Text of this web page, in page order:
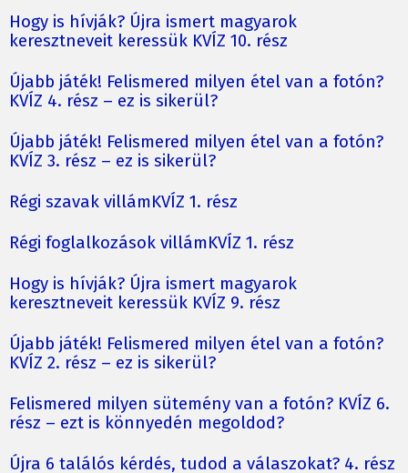
Hogy is hívják? Újra ismert magyarok
keresztneveit keressük KVÍZ 10. rész
Újabb játék! Felismered milyen étel van a fotón?
KVÍZ 4. rész – ez is sikerül?
Újabb játék! Felismered milyen étel van a fotón?
KVÍZ 3. rész – ez is sikerül?
Régi szavak villámKVÍZ 1. rész
Régi foglalkozások villámKVÍZ 1. rész
Hogy is hívják? Újra ismert magyarok
keresztneveit keressük KVÍZ 9. rész
Újabb játék! Felismered milyen étel van a fotón?
KVÍZ 2. rész – ez is sikerül?
Felismered milyen sütemény van a fotón? KVÍZ 6.
rész – ezt is könnyedén megoldod?
Újra 6 találós kérdés, tudod a válaszokat? 4. rész